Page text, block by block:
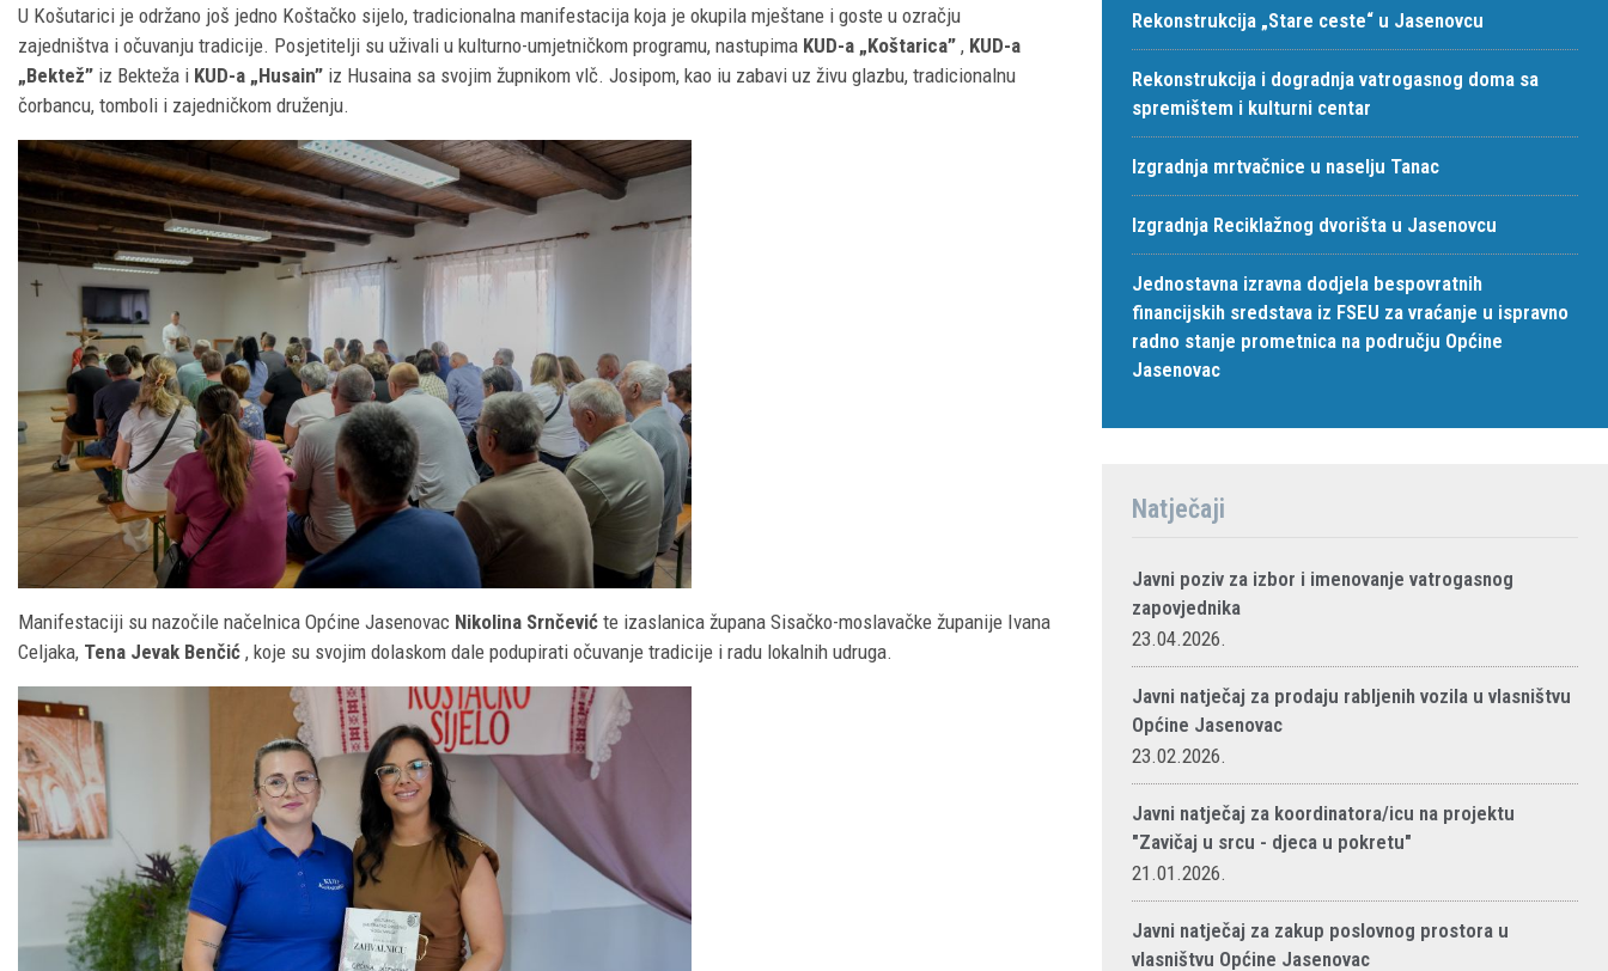
U Košutarici je održano još jedno Koštačko sijelo, tradicionalna manifestacija koja je okupila mještane i goste u ozračju
zajedništva i očuvanju tradicije. Posjetitelji su uživali u kulturno-umjetničkom programu, nastupima KUD-a „Koštarica” , KUD-a
„Bektež” iz Bekteža i KUD-a „Husain” iz Husaina sa svojim župnikom vlč. Josipom, kao iu zabavi uz živu glazbu, tradicionalnu
čorbancu, tomboli i zajedničkom druženju.
Manifestaciji su nazočile načelnica Općine Jasenovac Nikolina Srnčević te izaslanica župana Sisačko-moslavačke županije Ivana
Celjaka, Tena Jevak Benčić , koje su svojim dolaskom dale podupirati očuvanje tradicije i radu lokalnih udruga.
Rekonstrukcija „Stare ceste“ u Jasenovcu
Rekonstrukcija i dogradnja vatrogasnog doma sa
spremištem i kulturni centar
Izgradnja mrtvačnice u naselju Tanac
Izgradnja Reciklažnog dvorišta u Jasenovcu
Jednostavna izravna dodjela bespovratnih
financijskih sredstava iz FSEU za vraćanje u ispravno
radno stanje prometnica na području Općine
Jasenovac
Natječaji
Javni poziv za izbor i imenovanje vatrogasnog
zapovjednika
23.04.2026.
Javni natječaj za prodaju rabljenih vozila u vlasništvu
Općine Jasenovac
23.02.2026.
Javni natječaj za koordinatora/icu na projektu
"Zavičaj u srcu - djeca u pokretu"
21.01.2026.
Javni natječaj za zakup poslovnog prostora u
vlasništvu Općine Jasenovac